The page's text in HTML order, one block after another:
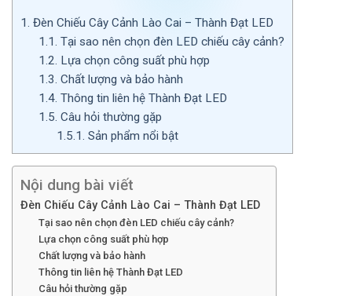
1. Đèn Chiếu Cây Cảnh Lào Cai – Thành Đạt LED
1.1. Tại sao nên chọn đèn LED chiếu cây cảnh?
1.2. Lựa chọn công suất phù hợp
1.3. Chất lượng và bảo hành
1.4. Thông tin liên hệ Thành Đạt LED
1.5. Câu hỏi thường gặp
1.5.1. Sản phẩm nổi bật
Nội dung bài viết
Đèn Chiếu Cây Cảnh Lào Cai – Thành Đạt LED
Tại sao nên chọn đèn LED chiếu cây cảnh?
Lựa chọn công suất phù hợp
Chất lượng và bảo hành
Thông tin liên hệ Thành Đạt LED
Câu hỏi thường gặp